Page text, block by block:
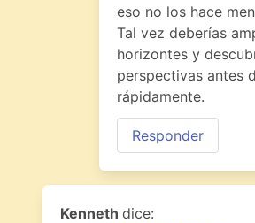
eso no los hace
Tal vez deberías
horizontes y
perspectivas antes
rápidamente.
Responder
Kenneth dice: